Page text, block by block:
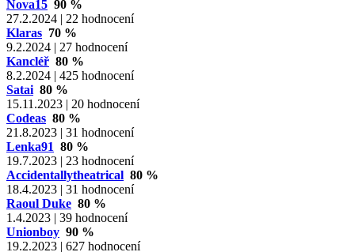
Nova15 90 %
27.2.2024 | 22 hodnocení
Klaras 70 %
9.2.2024 | 27 hodnocení
Kancléř 80 %
8.2.2024 | 425 hodnocení
Satai 80 %
15.11.2023 | 20 hodnocení
Codeas 80 %
21.8.2023 | 31 hodnocení
Lenka91 80 %
19.7.2023 | 23 hodnocení
Accidentallytheatrical 80 %
18.4.2023 | 31 hodnocení
Raoul Duke 80 %
1.4.2023 | 39 hodnocení
Unionboy 90 %
19.2.2023 | 627 hodnocení